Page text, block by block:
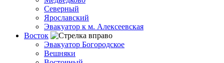
Северный
Ярославский
Эвакуатор к м. Алексеевская
Восток
Эвакуатор Богородское
Вешняки